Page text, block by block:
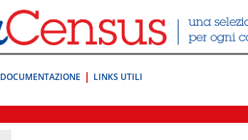
DOCUMENTAZIONE LINKS UTILI